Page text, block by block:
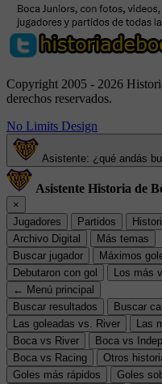
Copyright 2005 - 2026
derechos reservados.
No Limits Design
Asistente: ¿qué andás
Asistente Historia de
×
Jugadores
Partidos
Archivo Digital
Más temas
Buscar jugador
Máximos
Debutaron con gol
Los más
← Menú principal
Buscar resultados
Buscar
Las goleadas vs. River
Las
Boca vs River
Boca vs
Boca vs Racing
Otros
Goles más rápidos
Goles